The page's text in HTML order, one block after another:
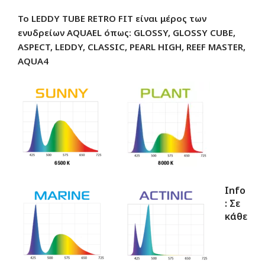
Το LEDDY TUBE RETRO FIT είναι μέρος των
ενυδρείων AQUAEL όπως: GLOSSY, GLOSSY CUBE,
ASPECT, LEDDY, CLASSIC, PEARL HIGH, REEF MASTER,
AQUA4
Info
: Σε
κάθε